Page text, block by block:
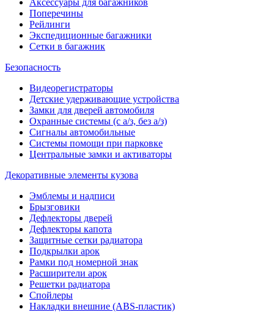
Аксессуары для багажников
Поперечины
Рейлинги
Экспедиционные багажники
Сетки в багажник
Безопасность
Видеорегистраторы
Детские удерживающие устройства
Замки для дверей автомобиля
Охранные системы (с а/з, без а/з)
Сигналы автомобильные
Системы помощи при парковке
Центральные замки и активаторы
Декоративные элементы кузова
Эмблемы и надписи
Брызговики
Дефлекторы дверей
Дефлекторы капота
Защитные сетки радиатора
Подкрылки арок
Рамки под номерной знак
Расширители арок
Решетки радиатора
Спойлеры
Накладки внешние (ABS-пластик)